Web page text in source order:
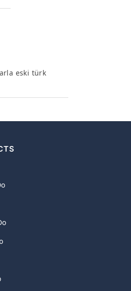
eski türk